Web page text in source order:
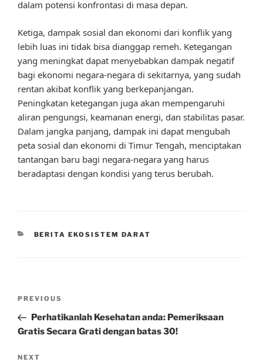
dalam potensi konfrontasi di masa depan.
Ketiga, dampak sosial dan ekonomi dari konflik yang
lebih luas ini tidak bisa dianggap remeh. Ketegangan
yang meningkat dapat menyebabkan dampak negatif
bagi ekonomi negara-negara di sekitarnya, yang sudah
rentan akibat konflik yang berkepanjangan.
Peningkatan ketegangan juga akan mempengaruhi
aliran pengungsi, keamanan energi, dan stabilitas pasar.
Dalam jangka panjang, dampak ini dapat mengubah
peta sosial dan ekonomi di Timur Tengah, menciptakan
tantangan baru bagi negara-negara yang harus
beradaptasi dengan kondisi yang terus berubah.
CATEGORIES
BERITA EKOSISTEM DARAT
Previous
Post
PREVIOUS
Perhatikanlah Kesehatan anda: Pemeriksaan
Gratis Secara Grati dengan batas 30!
Next
NEXT